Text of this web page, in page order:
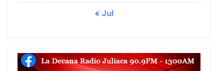
« Jul